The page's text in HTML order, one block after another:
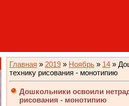
Главная » 2019 » Ноябрь » 14 »
технику рисования - монотипию
Дошкольники освоили
рисования - монотипию